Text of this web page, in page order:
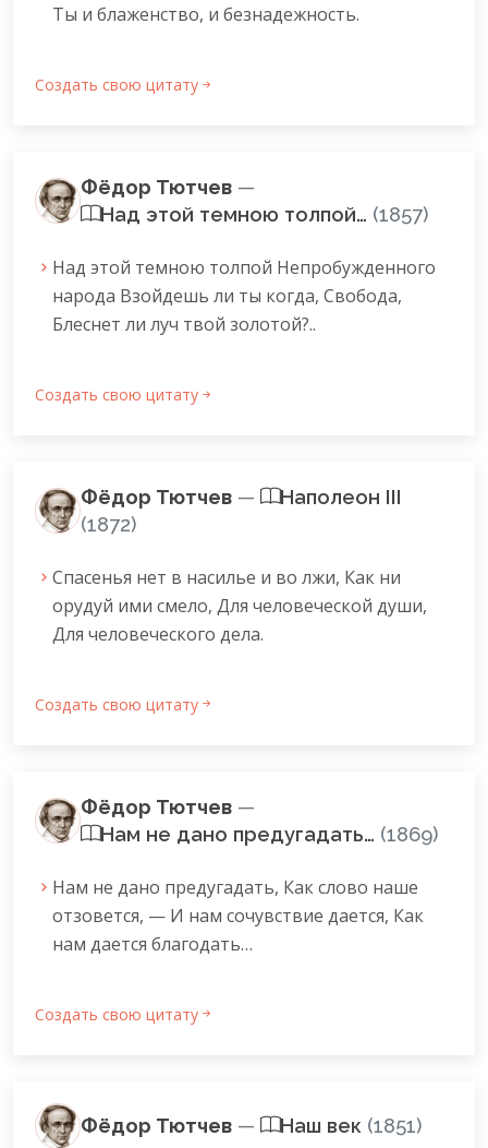
Ты и блаженство, и безнадежность.
Создать свою цитату
Фёдор Тютчев —
Над этой темною толпой… (1857)
Над этой темною толпой Непробужденного
народа Взойдешь ли ты когда, Свобода,
Блеснет ли луч твой золотой?..
Создать свою цитату
Фёдор Тютчев —
Наполеон III
(1872)
Спасенья нет в насилье и во лжи, Как ни
орудуй ими смело, Для человеческой души,
Для человеческого дела.
Создать свою цитату
Фёдор Тютчев —
Нам не дано предугадать… (1869)
Нам не дано предугадать, Как слово наше
отзовется, — И нам сочувствие дается, Как
нам дается благодать…
Создать свою цитату
Фёдор Тютчев — Наш век (1851)